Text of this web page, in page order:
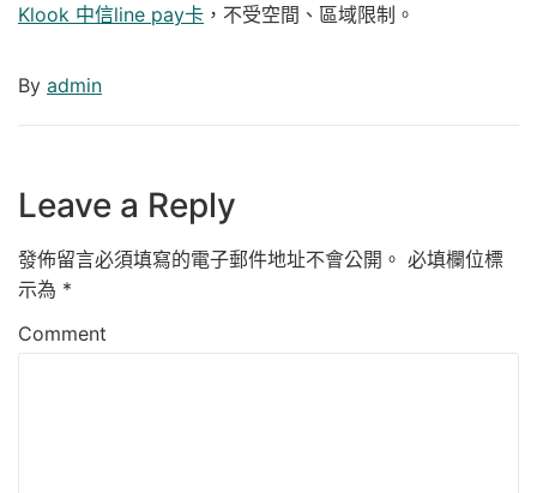
Klook 中信line pay卡 ，不受空間、區域限制。
By admin
Leave a Reply
發佈留言必須填寫的電子郵件地址不會公開。 必填欄位標
示為 *
Comment